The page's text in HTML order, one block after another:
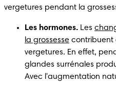
vergetures pendant la
Les hormones. Les
la grossesse contribuent
vergetures. En effet,
glandes surrénales
Avec l'augmentation